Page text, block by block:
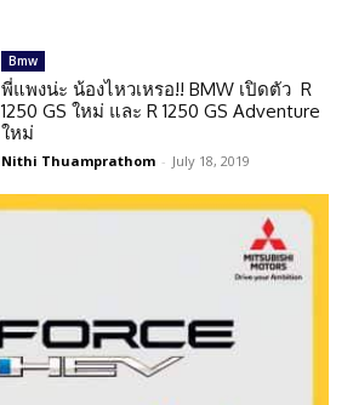
Bmw
พี่แพงน่ะ น้องไหวเหรอ!! BMW เปิดตัว R
1250 GS ใหม่ และ R 1250 GS Adventure
ใหม่
Nithi Thuamprathom - July 18, 2019